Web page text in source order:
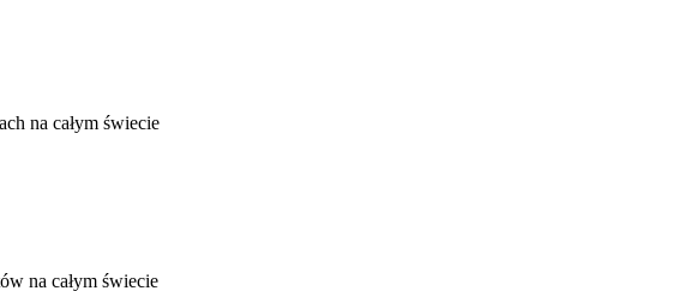
na całym świecie
na całym świecie